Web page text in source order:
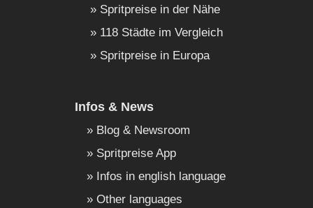
Spritpreise in der Nähe
118 Städte im Vergleich
Spritpreise in Europa
Infos & News
Blog & Newsroom
Spritpreise App
Infos in english language
Other languages